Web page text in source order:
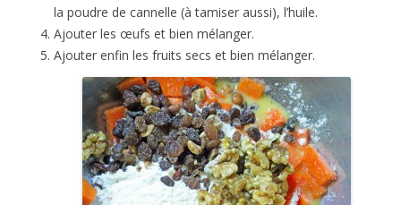
la poudre de cannelle (à tamiser aussi), l’huile.
Ajouter les œufs et bien mélanger.
Ajouter enfin les fruits secs et bien mélanger.